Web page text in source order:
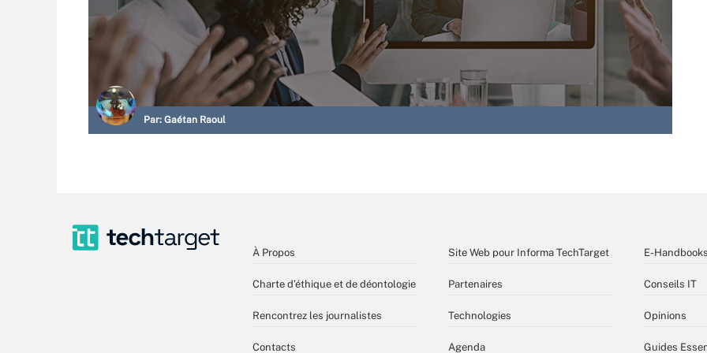
Par: Gaétan Raoul
À Propos
Charte d’éthique et de déontologie
Rencontrez les journalistes
Contacts
Site Web pour Informa TechTarget
Partenaires
Technologies
Agenda
E-Handbooks
Conseils IT
Opinions
Guides